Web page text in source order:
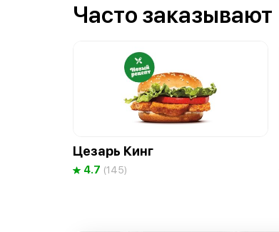
Часто заказывают
Цезарь Кинг
4.7 (145)